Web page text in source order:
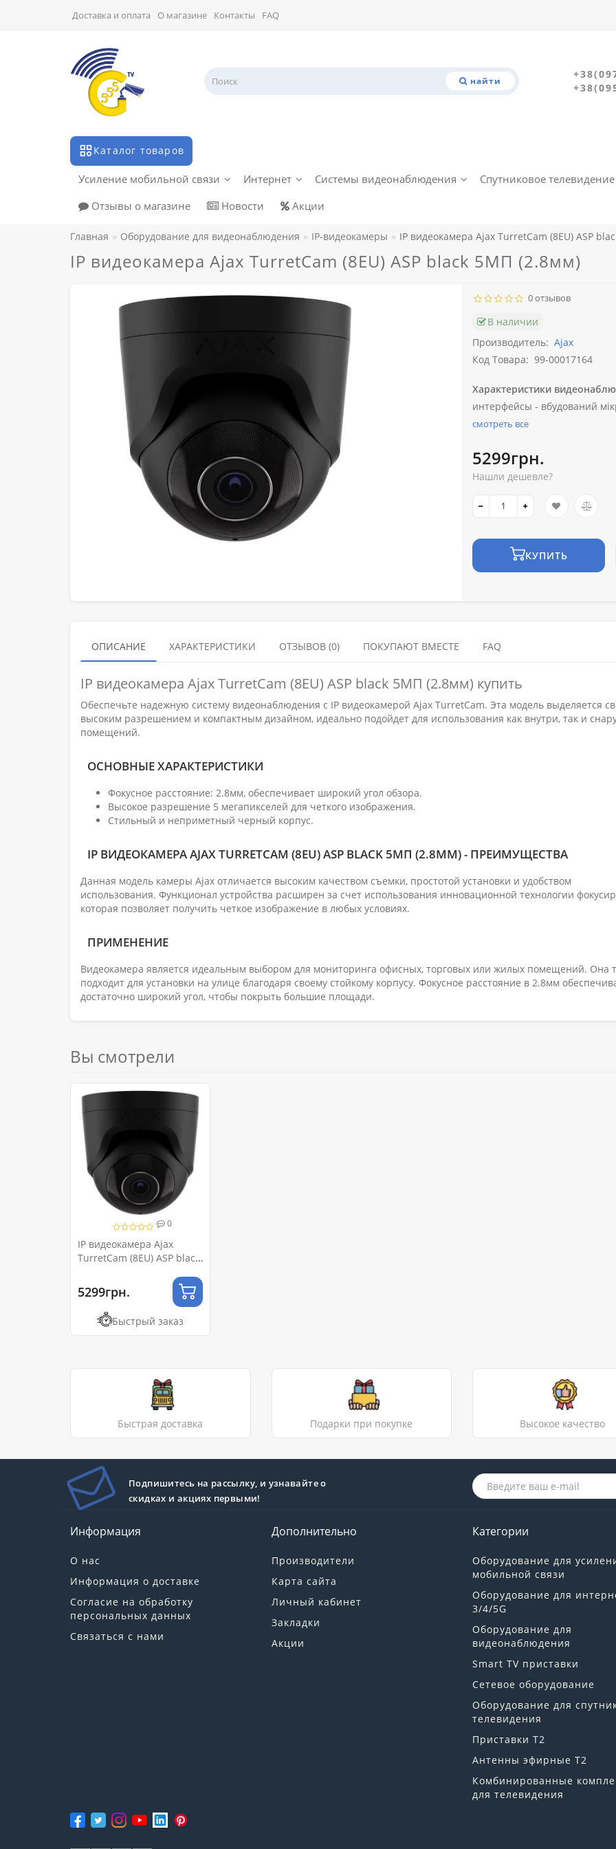
Доставка и оплата О магазине Контакты FAQ
найти
Каталог товаров
Усиление мобильной связи Интернет Системы видеонаблюдения Спутниковое телевидение
Отзывы о магазине
Новости Акции
Главная Оборудование для видеонаблюдения IP-видеокамеры IP видеокамера Ajax TurretCam (8EU) ASP
IP видеокамера Ajax TurretCam (8EU) ASP black 5МП (2.8мм)
0 отзывов
В наличии
Производитель: Ajax
Код Товара: 99-00017164
Характеристики
интерфейсы - вбудований
смотреть все
5299грн.
Нашли дешевле?
КУПИТЬ
ОПИСАНИЕ ХАРАКТЕРИСТИКИ ОТЗЫВОВ (0) ПОКУПАЮТ ВМЕСТЕ FAQ
IP видеокамера Ajax TurretCam (8EU) ASP black 5МП (2.8мм) купить
Обеспечьте надежную систему видеонаблюдения с IP видеокамерой Ajax TurretCam. Эта модель выделяется
высоким разрешением и компактным дизайном, идеально подойдет для использования как внутри, так и
помещений.
ОСНОВНЫЕ ХАРАКТЕРИСТИКИ
Фокусное расстояние: 2.8мм, обеспечивает широкий угол обзора.
Высокое разрешение 5 мегапикселей для четкого изображения.
Стильный и неприметный черный корпус.
IP ВИДЕОКАМЕРА AJAX TURRETCAM (8EU) ASP BLACK 5МП (2.8ММ) - ПРЕИМУЩЕСТВА
Данная модель камеры Ajax отличается высоким качеством съемки, простотой установки и удобством
использования. Функционал устройства расширен за счет использования инновационной технологии
которая позволяет получить четкое изображение в любых условиях.
ПРИМЕНЕНИЕ
Видеокамера является идеальным выбором для мониторинга офисных, торговых или жилых помещений. Она
подходит для установки на улице благодаря своему стойкому корпусу. Фокусное расстояние в 2.8мм
достаточно широкий угол, чтобы покрыть большие площади.
Вы смотрели
0
IP видеокамера Ajax
TurretCam (8EU) ASP black
5299грн.
Быстрый заказ
Быстрая доставка Подарки при покупке Высокое качество
Подпишитесь на рассылку, и узнавайте о
скидках и акциях первыми!
Информация
О нас
Информация о доставке
Согласие на обработку
персональных данных
Связаться с нами
Дополнительно
Производители
Карта сайта
Личный кабинет
Закладки
Акции
Категории
Оборудование для
мобильной связи
Оборудование для
3/4/5G
Оборудование для
видеонаблюдения
Smart TV приставки
Сетевое оборудование
Оборудование для
телевидения
Приставки Т2
Антенны эфирные Т2
Комбинированные
для телевидения